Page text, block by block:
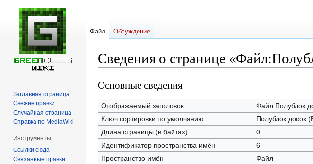
Сведения о странице
Перейти
к
навигации
Перейти
к
поиску
Основные сведения
Отображаемый заголовок
Файл:Полублок
Ключ сортировки по умолчанию
Полублок досок
Длина страницы (в байтах)
0
Идентификатор пространства имён
6
Пространство имён
Файл
Файл Обсуждение
Заглавная страница
Свежие правки
Случайная страница
Справка по MediaWiki
Инструменты
Ссылки сюда
Связанные правки